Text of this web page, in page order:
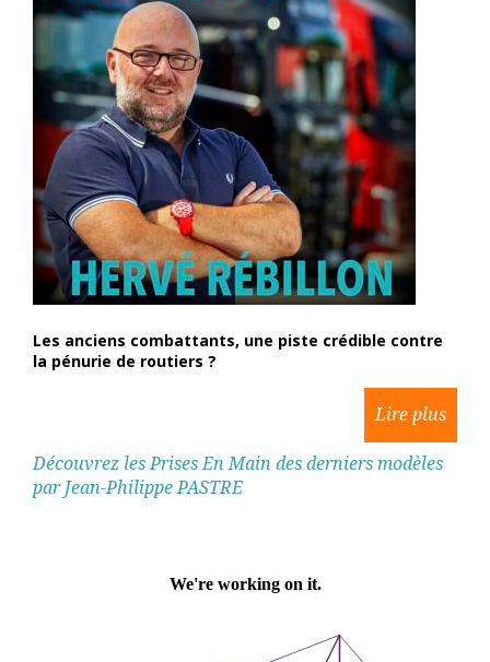
Les anciens combattants, une piste crédible contre
la pénurie de routiers ?
Découvrez les Prises En Main des derniers modèles
par Jean-Philippe PASTRE